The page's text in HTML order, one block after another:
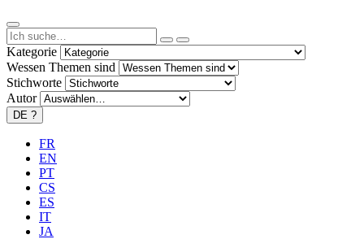
Kategorie
Wessen Themen sind
Stichworte
Autor
DE ?
FR
EN
PT
CS
ES
IT
JA